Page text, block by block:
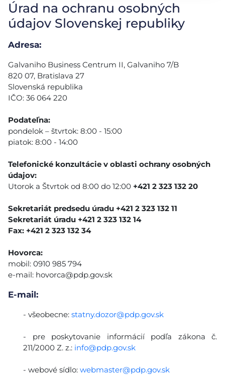
Úrad na ochranu osobných
údajov Slovenskej republiky
Adresa:
Galvaniho Business Centrum II, Galvaniho 7/B
820 07, Bratislava 27
Slovenská republika
IČO: 36 064 220
Podateľna:
pondelok – štvrtok: 8:00 - 15:00
piatok: 8:00 - 14:00
Telefonické konzultácie v oblasti ochrany osobných
údajov:
Utorok a Štvrtok od 8:00 do 12:00 +421 2 323 132 20
Sekretariát predsedu úradu +421 2 323 132 11
Sekretariát úradu +421 2 323 132 14
Fax: +421 2 323 132 34
Hovorca:
mobil: 0910 985 794
e-mail: hovorca@pdp.gov.sk
E-mail:
- všeobecne: statny.dozor@pdp.gov.sk
- pre poskytovanie informácií podľa zákona č.
211/2000 Z. z.: info@pdp.gov.sk
- webové sídlo: webmaster@pdp.gov.sk